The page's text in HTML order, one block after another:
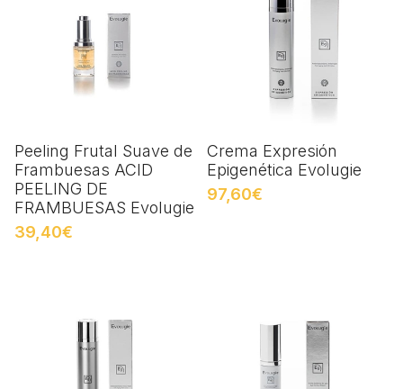
Peeling Frutal Suave de
Frambuesas ACID
PEELING DE
FRAMBUESAS Evolugie
39,40€
Crema Expresión
Epigenética Evolugie
97,60€